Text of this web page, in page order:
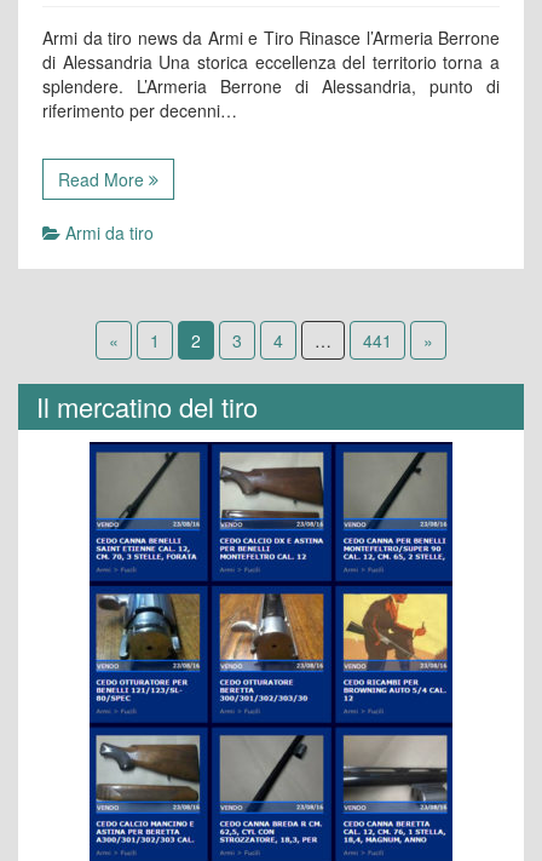
Berrone
di
Alessandria
Armi da tiro news da Armi e Tiro Rinasce l’Armeria Berrone
di Alessandria Una storica eccellenza del territorio torna a
splendere. L’Armeria Berrone di Alessandria, punto di
riferimento per decenni…
Read More
Armi da tiro
Paginazione
articoli
« 1 2 3 4 … 441 »
Il mercatino del tiro